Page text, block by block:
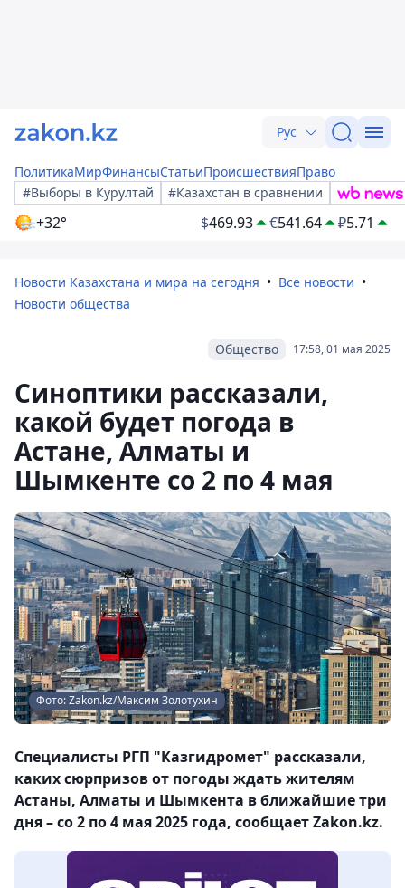
Рус
ПолитикаМирФинансыСтатьиПроисшествияПраво
#Выборы в Курултай
#Казахстан в сравнении
+32° $469.93 €541.64 ₽5.71
Новости Казахстана и мира на сегодня
Все новости
Новости общества
17:58, 01 мая 2025
Общество
Синоптики рассказали,
какой будет погода в
Астане, Алматы и
Шымкенте со 2 по 4 мая
Фото: Zakon.kz/Максим Золотухин
Специалисты РГП "Казгидромет" рассказали,
каких сюрпризов от погоды ждать жителям
Астаны, Алматы и Шымкента в ближайшие три
дня – со 2 по 4 мая 2025 года, сообщает Zakon.kz.